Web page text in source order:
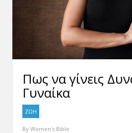
Πως να γίνεις
Γυναίκα
ΖΩΗ
By Women's Bible